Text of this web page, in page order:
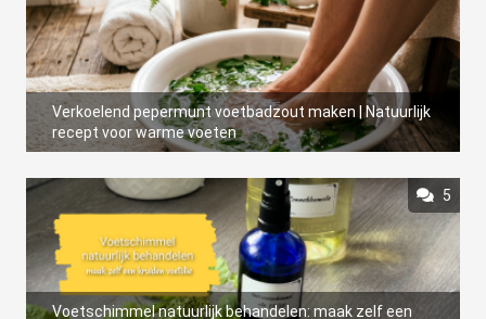
Verkoelend pepermunt voetbadzout maken | Natuurlijk
recept voor warme voeten
5
Voetschimmel natuurlijk behandelen: maak zelf een